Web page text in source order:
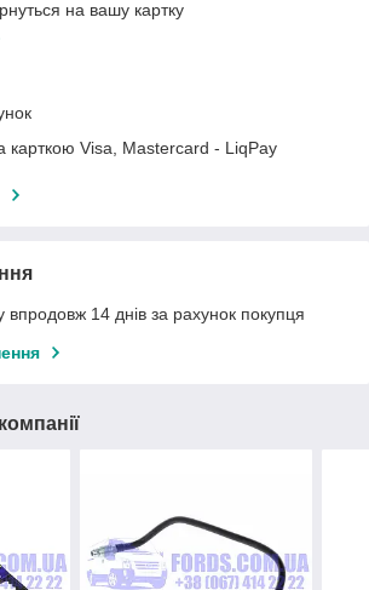
на вашу картку
карткою Visa, Mastercard - LiqPay
14 днів за рахунок покупця